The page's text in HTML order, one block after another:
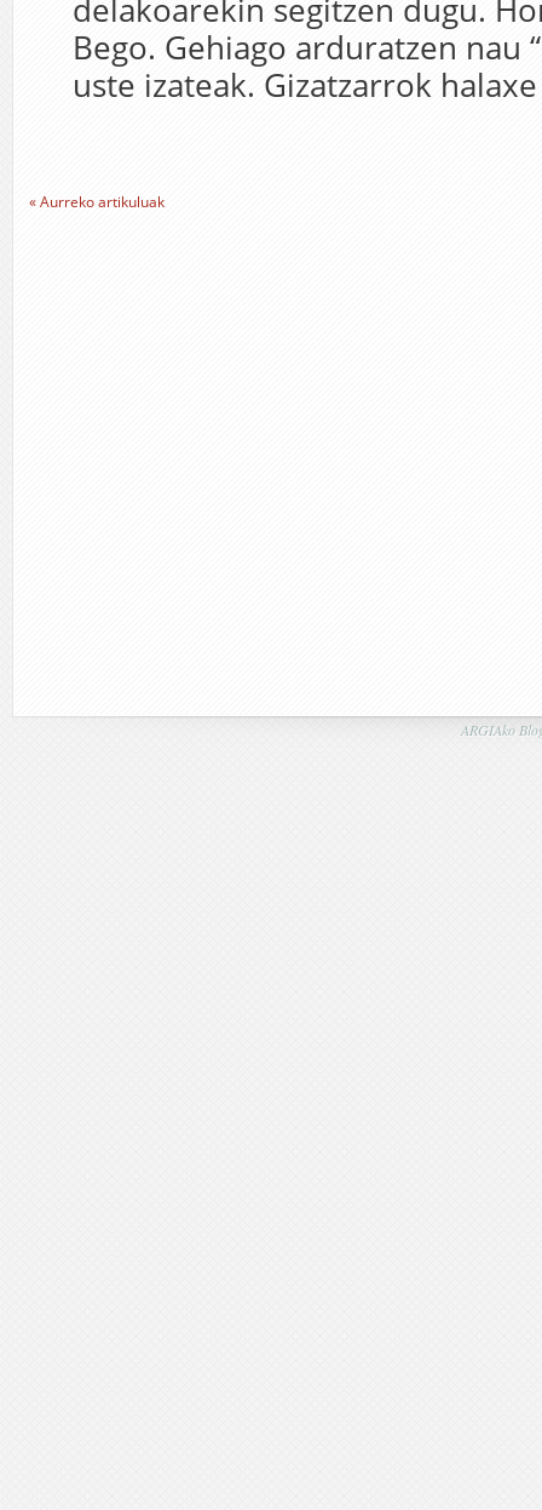
delakoarekin segitzen dugu.
Bego. Gehiago arduratzen nau
uste izateak. Gizatzarrok
« Aurreko artikuluak
ARGIAko